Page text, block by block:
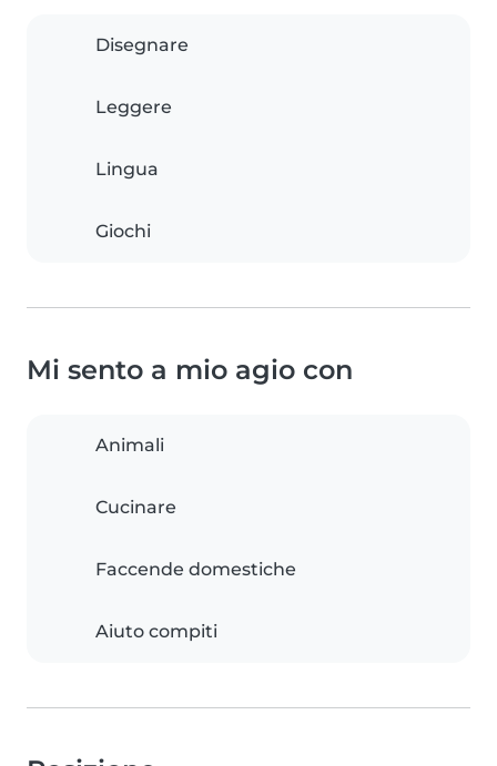
Disegnare
Leggere
Lingua
Giochi
Mi sento a mio agio con
Animali
Cucinare
Faccende domestiche
Aiuto compiti